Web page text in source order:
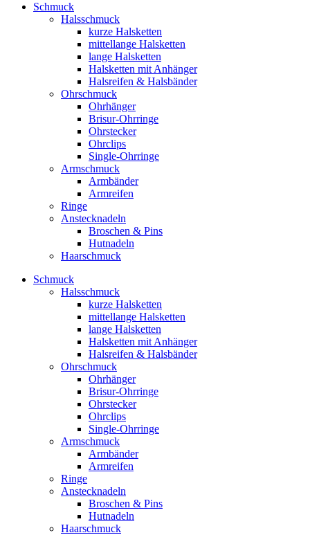
Schmuck
Halsschmuck
kurze Halsketten
mittellange Halsketten
lange Halsketten
Halsketten mit Anhänger
Halsreifen & Halsbänder
Ohrschmuck
Ohrhänger
Brisur-Ohrringe
Ohrstecker
Ohrclips
Single-Ohrringe
Armschmuck
Armbänder
Armreifen
Ringe
Anstecknadeln
Broschen & Pins
Hutnadeln
Haarschmuck
Schmuck
Halsschmuck
kurze Halsketten
mittellange Halsketten
lange Halsketten
Halsketten mit Anhänger
Halsreifen & Halsbänder
Ohrschmuck
Ohrhänger
Brisur-Ohrringe
Ohrstecker
Ohrclips
Single-Ohrringe
Armschmuck
Armbänder
Armreifen
Ringe
Anstecknadeln
Broschen & Pins
Hutnadeln
Haarschmuck